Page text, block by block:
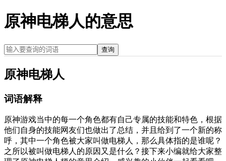
原神电梯人的意思
查询
原神电梯人
词语解释
原神游戏当中的每一个角色都有自己专属的技能和特色，根据
他们自身的技能网友们也做出了总结，并且给到了一个新的称
呼，其中一个角色被大家叫做电梯人，那么具体指的是谁呢？
之所以被叫做电梯人的原因又是什么？接下来小编就给大家整